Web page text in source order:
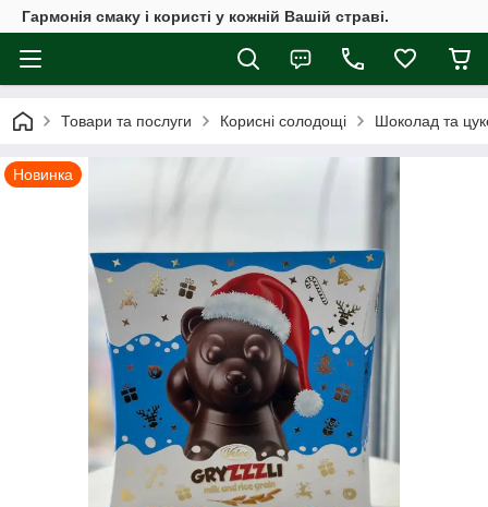
Гармонія смаку і користі у кожній Вашій страві.
Товари та послуги Корисні солодощі Шоколад та
Новинка